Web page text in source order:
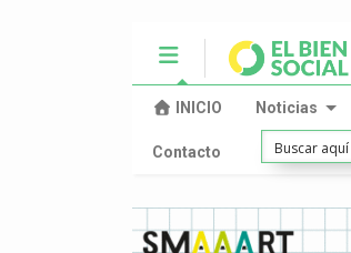
INICIO Noticias
Contacto